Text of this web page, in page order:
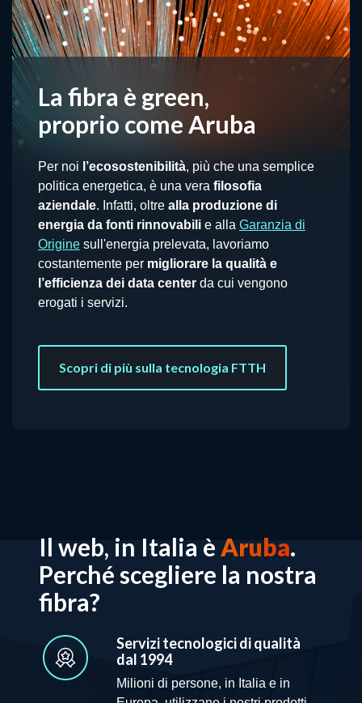
La fibra è green,
proprio come Aruba
Per noi l’ecosostenibilità, più che una semplice
politica energetica, è una vera filosofia
aziendale. Infatti, oltre alla produzione di
energia da fonti rinnovabili e alla Garanzia di
Origine sull'energia prelevata, lavoriamo
costantemente per migliorare la qualità e
l’efficienza dei data center da cui vengono
erogati i servizi.
Scopri di più sulla tecnologia FTTH
Il web, in Italia è Aruba.
Perché scegliere la nostra
fibra?
Servizi tecnologici di qualità
dal 1994
Milioni di persone, in Italia e in